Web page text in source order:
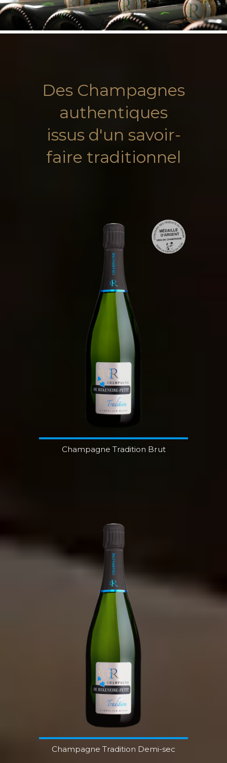
Des Champagnes
authentiques
issus d'un savoir-
faire traditionnel
Champagne Tradition Brut
Champagne Tradition Demi-sec